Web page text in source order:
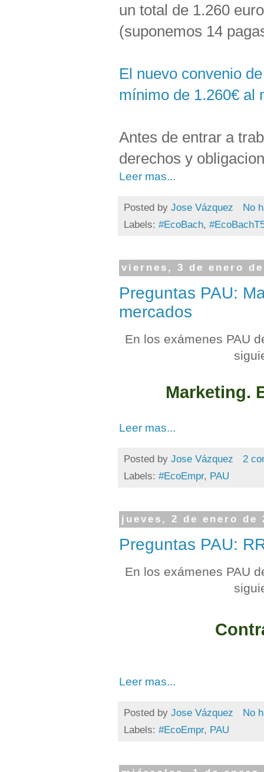
un total de 1.260
(suponemos 14
El nuevo convenio
mínimo de 1.260€ al
Antes de entrar a
derechos y
Leer mas...
Posted by Jose Vázquez
No
Labels: #EcoBach,
viernes, 3 de enero
Preguntas PAU:
mercados
En los exámenes PAU
Marketing.
Leer mas...
Posted by Jose Vázquez
2
Labels: #EcoEmpr, PAU
jueves, 2 de enero de
Preguntas PAU:
En los exámenes PAU
Leer mas...
Posted by Jose Vázquez
No
Labels: #EcoEmpr, PAU